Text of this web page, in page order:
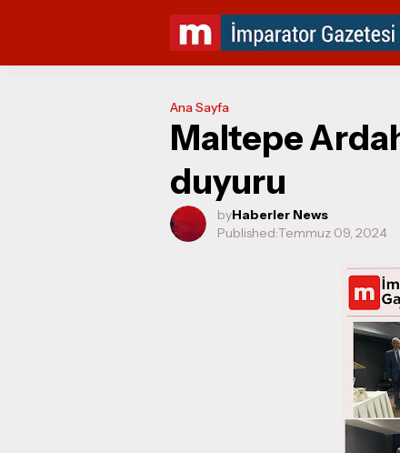
Ana Sayfa
Maltepe
duyuru
byHaberler News
Published:Temmuz 09, 2024